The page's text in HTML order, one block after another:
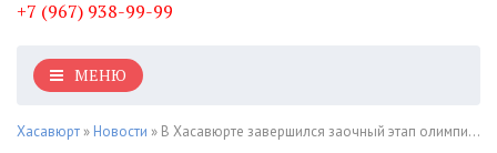
+7 (967) 938-99-99
МЕНЮ
Хасавюрт » Новости » В Хасавюрте завершился заочный этап олимпиады СКФО